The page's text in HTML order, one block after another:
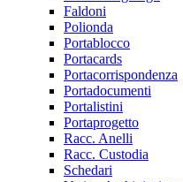
Faldoni
Polionda
Portablocco
Portacards
Portacorrispondenza
Portadocumenti
Portalistini
Portaprogetto
Racc. Anelli
Racc. Custodia
Schedari